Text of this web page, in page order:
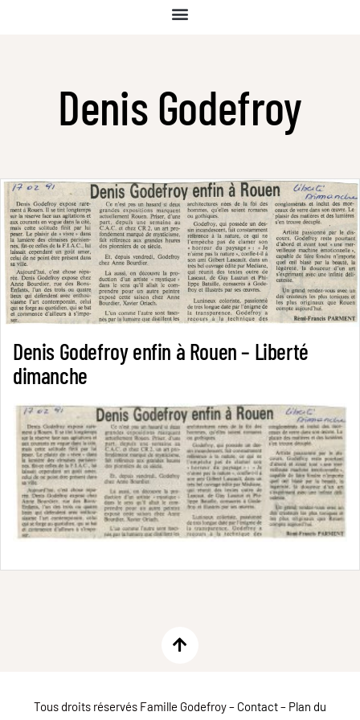
Denis Godefroy
Denis Godefroy enfin à Rouen – Liberté
dimanche
Tous droits réservés Famille Godefroy – Contact– Plan du